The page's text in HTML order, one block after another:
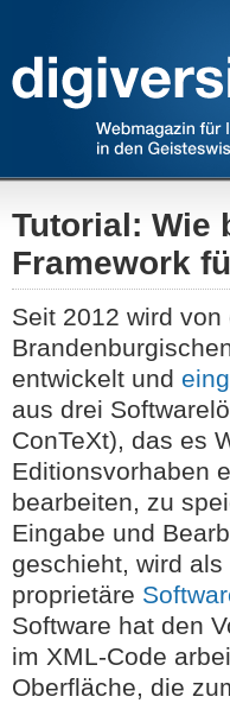
Tutorial: Wie
Framework
Seit 2012 wird von
entwickelt und
aus drei
ConTeXt), das es
Editionsvorhaben
bearbeiten, zu
Eingabe und
geschieht, wird
proprietäre
Software hat den
im XML-Code
Oberfläche, die